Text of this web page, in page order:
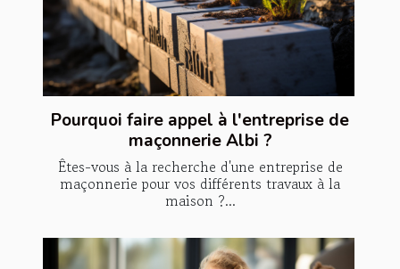
Pourquoi faire appel à l'entreprise de
maçonnerie Albi ?
Êtes-vous à la recherche d'une entreprise de
maçonnerie pour vos différents travaux à la
maison ?...